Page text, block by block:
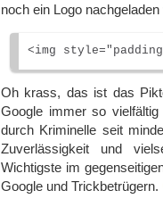
noch ein Logo
Oh krass, das ist das
Google immer so
durch Kriminelle seit
Zuverlässigkeit und
Wichtigste im
Google und Trickbetrügern.